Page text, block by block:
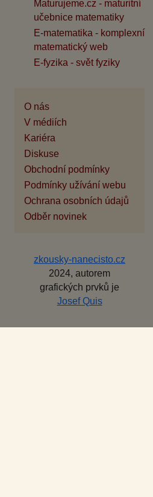
Maturujeme.cz - maturitní
učebnice matematiky
E-matematika - komplexní
matematický web
E-fyzika - svět fyziky
O nás
V médiích
Kariéra
Diskuse
Obchodní podmínky
Podmínky užívání webu
Ochrana osobních údajů
Odběr novinek
zkousky-nanecisto.cz
2024, autorem
grafických prvků je
Josef Quis